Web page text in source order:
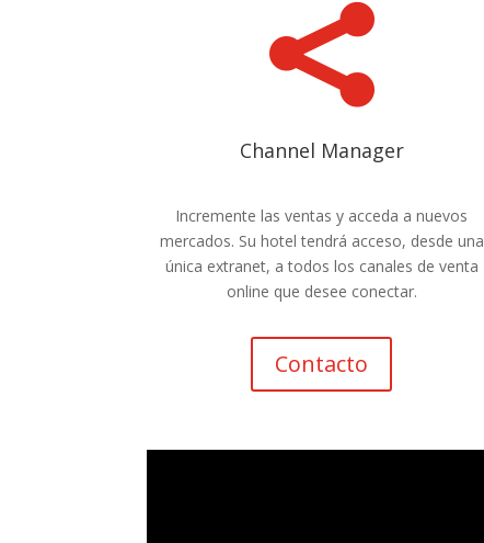

Channel Manager
Incremente las ventas y acceda a nuevos
mercados. Su hotel tendrá acceso, desde una
única extranet, a todos los canales de venta
online que desee conectar.
Contacto